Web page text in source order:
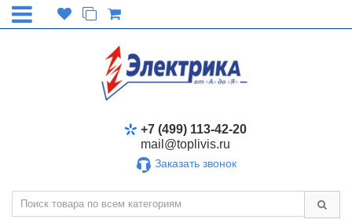
+7 (499) 113-42-20
mail@toplivis.ru
Заказать звонок